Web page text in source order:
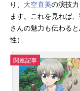
り、 大空直美の演技
ます。これを見れば
さんの魅力も伝わる
性）
関連記事